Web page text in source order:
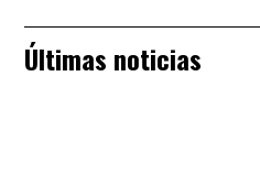
Últimas noticias